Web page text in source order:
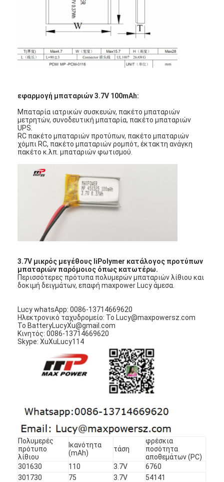
NiMH επαναφορτιζόμενες μπαταρίες
NiCd επαναφορτιζόμενες μπαταρίες
LCD φορτιστής μπαταρίας
Pack μπαταριών NiCd
πακέτα μπαταριών ιόντων λιθίου
φακός επαναφορτιζόμενη μπαταρία
Μπαταρία λι Mno2
Μπαταρία λι Socl2
Αρχική μπαταρία λίθιου
εφαρμογή μπαταριών 3.7V 100mAh:
Μπαταρία ιατρικών συσκευών, πακέτο μπαταριών
μετρητών, συνοδευτική μπαταρία, πακέτο μπαταριών
UPS.
RC πακέτο μπαταριών προτύπων, πακέτο μπαταριών
χόμπι RC, πακέτο μπαταριών ρομπότ, έκτακτη ανάγκη
πακέτο κ.λπ. μπαταριών φωτισμού.
3.7V μικρός μεγέθους liPolymer κατάλογος προτύπων
μπαταριών παρόμοιος όπως κατωτέρω.
Περισσότερες πρότυπα πολυμερών μπαταριών λίθιου και
δοκιμή δειγμάτων, επαφή maxpower Lucy άμεσα.
Lucy whatsApp: 0086-13714669620
Ηλεκτρονικό ταχυδρομείο: Το Lucy@maxpowersz.com
Το BatteryLucyXu@gmail.com
Κινητός: 0086-13714669620
Skype: XuXuLucy114
Πολυμερές
πρότυπο
λίθιου
Ικανότητα
(mAh)
τάση
φρέσκια
ποσότητα
αποθεμάτων (PC)
301630
110 3.7V
6760
301730
75 3.7V
54141